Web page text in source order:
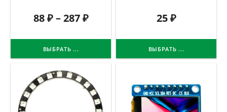
88₽–287₽
ВЫБРАТЬ ...
25₽
ВЫБРАТЬ ...